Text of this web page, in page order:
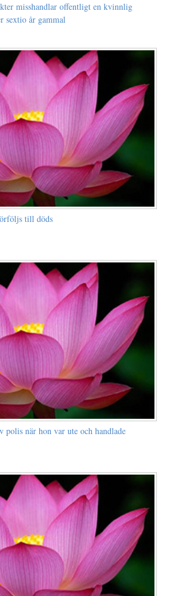
misshandlar offentligt en kvinnlig
sextio år gammal
till döds
polis när hon var ute och handlade